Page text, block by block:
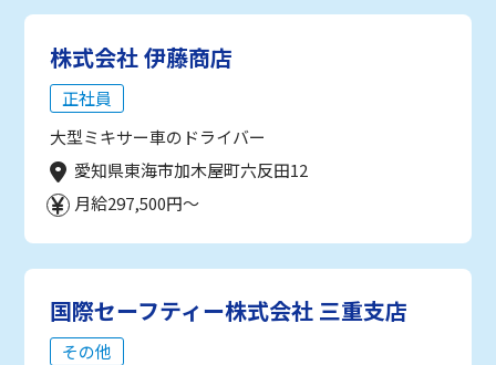
株式会社 伊藤商店
正社員
大型ミキサー車のドライバー
愛知県東海市加木屋町六反田12
月給297,500円～
国際セーフティー株式会社 三重支店
その他